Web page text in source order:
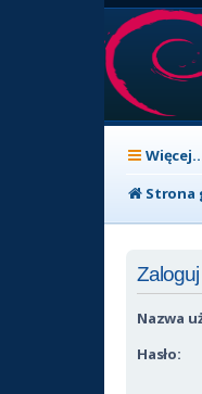
Strona
Nazwa
Hasło: